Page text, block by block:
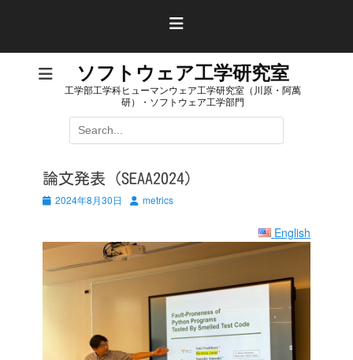
ソフトウェア工学研究室
工学部工学科ヒューマンウェア工学研究室（川原・阿萬
研）・ソフトウェア工学部門
検
索:
論文発表（SEAA2024）
投 2024年8月30日
投 metrics
English